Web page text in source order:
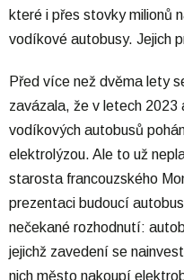
které i přes stovky milionů
vodíkové autobusy. Jejich
Před více než dvěma lety
zavázala, že v letech 2023
vodíkových autobusů
elektrolýzou. Ale to už
starosta francouzského
prezentaci budoucí
nečekané rozhodnutí:
jejichž zavedení se
nich město nakoupí